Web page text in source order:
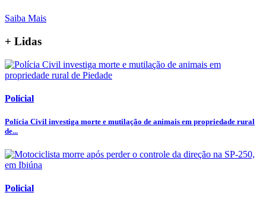
Saiba Mais
+ Lidas
Policial
Polícia Civil investiga morte e mutilação de animais em propriedade rural
de...
Policial